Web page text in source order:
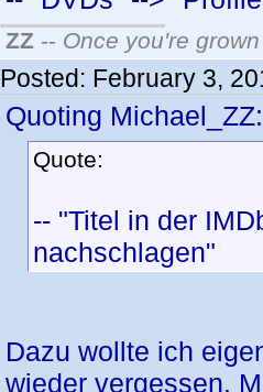
ZZ -- Once you're
Posted: February 3,
Quoting Michael_ZZ:
Quote:
-- "Titel in der
nachschlagen"
Dazu wollte ich
wieder vergessen.